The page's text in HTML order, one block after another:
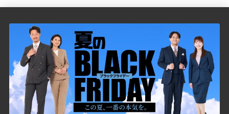
公
式
Youtube
公
式
Facebook
公
式
Twitter
公
式
公
式
LINE